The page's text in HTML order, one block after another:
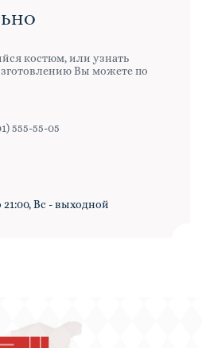
костюм, или узнать
Вы можете по
555-55-05
Вс - выходной